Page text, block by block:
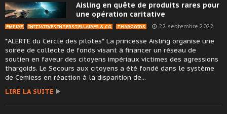
Aisling en quête de produits rares pour
une opération caritative
EMPIRE INITIATIVES INTERSTELLAIRES & CG THARGOIDS 22 septembre 2022
*ALERTE du Cercle des pilotes* La princesse Aisling organise une
soirée de collecte de fonds visant à financer un réseau de
soutien en faveur des citoyens impériaux victimes des agressions
thargoids. Le Secours aux citoyens a été fondé dans le système
de Cemiess en réaction à la disparition de...
LIRE LA SUITE